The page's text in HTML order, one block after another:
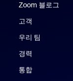
Zoom 블로그
고객
우리 팀
경력
통합